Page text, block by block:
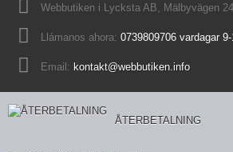
Webbutiken i Lycksta AB, Mälbyvägen
Llámanos ahora: 0739809706 vardagar
Email: kontakt@webbutiken.info
ÅTERBETALNING